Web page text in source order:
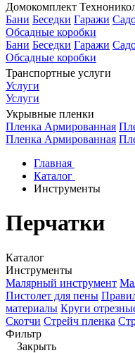
Домокомплект
Бани Беседки Гаражи
Обсадные коробки
Бани Беседки Гаражи
Обсадные коробки
Транспортные услуги
Услуги
Услуги
Укрывные пленки
Пленка Армированная
Пленка Армированная
Главная
Каталог
Инструменты
Перчатки
Каталог
Инструменты
Малярный инструмент
Пистолет для пены
материалы Круги
Скотчи Стрейч пленка
Фильтр
Закрыть